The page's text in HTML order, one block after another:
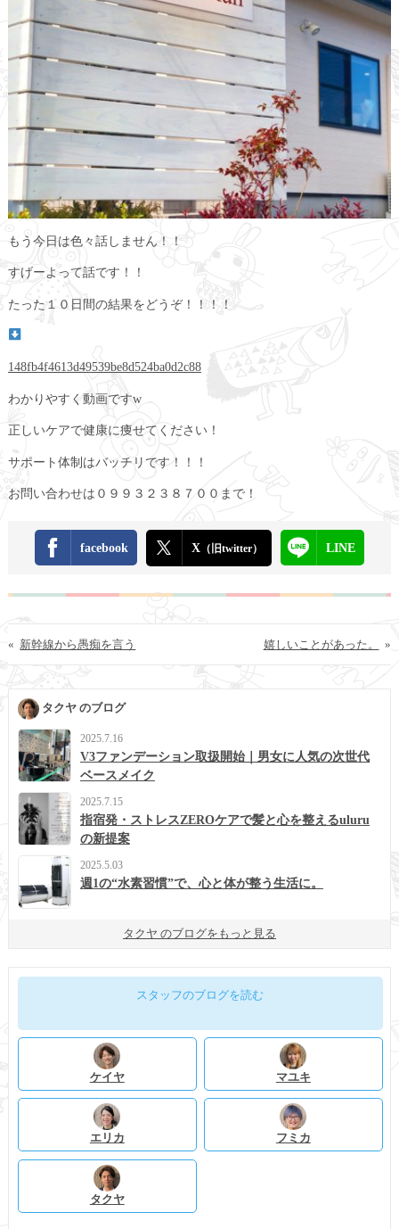
もう今日は色々話しません！！
すげーよって話です！！
たった１０日間の結果をどうぞ！！！！
148fb4f4613d49539be8d524ba0d2c88
わかりやすく動画ですw
正しいケアで健康に痩せてください！
サポート体制はバッチリです！！！
お問い合わせは０９９３２３８７００まで！
facebook X（旧twitter） LINE
« 新幹線から愚痴を言う »
嬉しいことがあった。
タクヤ のブログ
2025.7.16
V3ファンデーション取扱開始｜男女に人気の次世代
ベースメイク
2025.7.15
指宿発・ストレスZEROケアで髪と心を整えるuluru
の新提案
2025.5.03
週1の“水素習慣”で、心と体が整う生活に。
タクヤ のブログをもっと見る
スタッフのブログを読む
ケイヤ マユキ
エリカ フミカ
タクヤ